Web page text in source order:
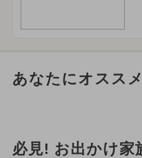
あなたにオスス
必見! お出かけ家